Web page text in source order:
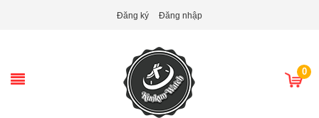
Đăng ký Đăng nhập
0